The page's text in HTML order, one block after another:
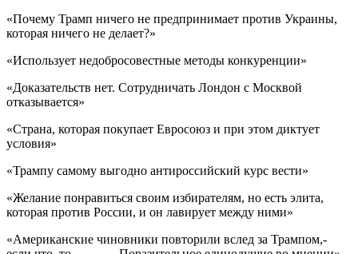
«Почему Трамп ничего не предпринимает против Украины,
которая ничего не делает?»
«Использует недобросовестные методы конкуренции»
«Доказательств нет. Сотрудничать Лондон с Москвой
отказывается»
«Страна, которая покупает Евросоюз и при этом диктует
условия»
«Трампу самому выгодно антироссийский курс вести»
«Желание понравиться своим избирателям, но есть элита,
которая против России, и он лавирует между ними»
«Американские чиновники повторили вслед за Трампом,-